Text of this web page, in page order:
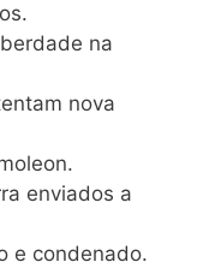
na
nova
enviados a
e condenado.